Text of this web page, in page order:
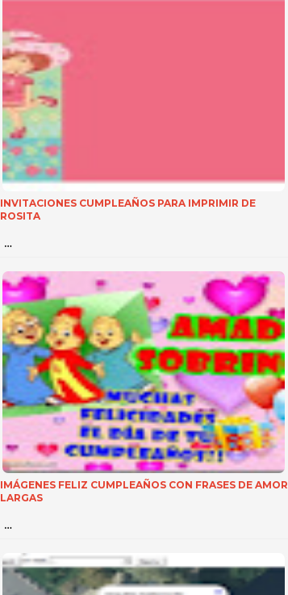
INVITACIONES CUMPLEAÑOS PARA IMPRIMIR DE
ROSITA
…
IMÁGENES FELIZ CUMPLEAÑOS CON FRASES DE AMOR
LARGAS
…